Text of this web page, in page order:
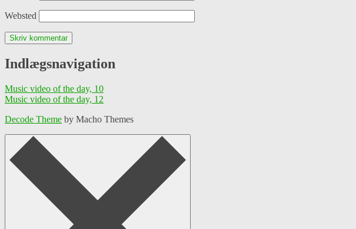
Websted
Indlægsnavigation
Music video of the day, 10
Music video of the day, 12
Decode Theme by Macho Themes